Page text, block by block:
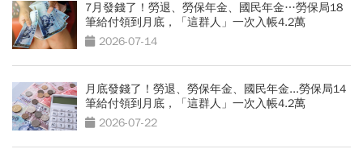
7月發錢了！勞退、勞保年金、國民年金…勞保局18
筆給付領到月底，「這群人」一次入帳4.2萬
2026-07-14
月底發錢了！勞退、勞保年金、國民年金...勞保局14
筆給付領到月底，「這群人」一次入帳4.2萬
2026-07-22